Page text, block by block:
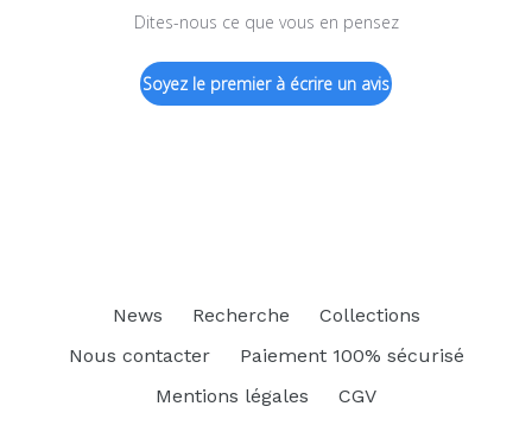
Dites-nous ce que vous en pensez
Soyez le premier à écrire un avis
News Recherche
Collections
Nous contacter
Paiement 100% sécurisé
Mentions légales
CGV